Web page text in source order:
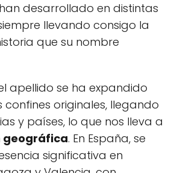
desarrollado en distintas
llevando consigo la
que su nombre
apellido se ha expandido
confines originales, llegando
y países, lo que nos lleva a
geográfica. En España, se
significativa en